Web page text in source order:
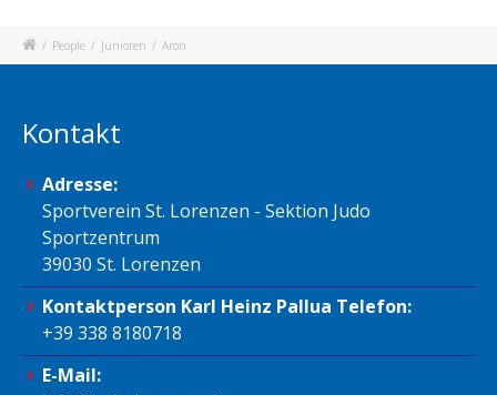
/ People / Junioren / Aron
Kontakt
Adresse:
Sportverein St. Lorenzen - Sektion Judo
Sportzentrum
39030 St. Lorenzen
Kontaktperson Karl Heinz Pallua Telefon:
+39 338 8180718
E-Mail: